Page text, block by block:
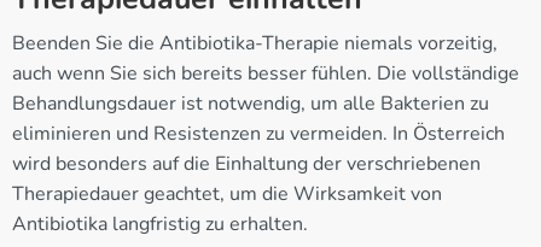
Beenden Sie die Antibiotika-Therapie niemals vorzeitig,
auch wenn Sie sich bereits besser fühlen. Die vollständige
Behandlungsdauer ist notwendig, um alle Bakterien zu
eliminieren und Resistenzen zu vermeiden. In Österreich
wird besonders auf die Einhaltung der verschriebenen
Therapiedauer geachtet, um die Wirksamkeit von
Antibiotika langfristig zu erhalten.